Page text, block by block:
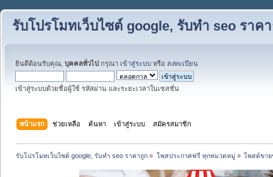
รับโปรโมทเว็บไซต์ google, รับทำ seo ราค
ยินดีต้อนรับคุณ, บุคคลทั่วไป กรุณา เข้าสู่ระบบ หรือ ลงทะเบียน
เข้าสู่ระบบด้วยชื่อผู้ใช้ รหัสผ่าน และระยะเวลาในเซสชั่น
หน้าแรก ช่วยเหลือ ค้นหา เข้าสู่ระบบ สมัครสมาชิก
รับโปรโมทเว็บไซต์ google, รับทำ seo ราคาถูก » โพสประกาศฟรี ทุกหมวดหมู่» โพสต์ขาย